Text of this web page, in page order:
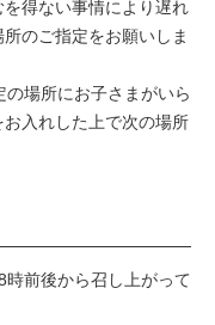
得ない事情により遅れ
のご指定をお願いしま
の場所にお子さまがいら
入れした上で次の場所
時前後から召し上がって